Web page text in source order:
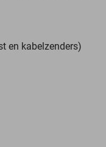
en kabelzenders)